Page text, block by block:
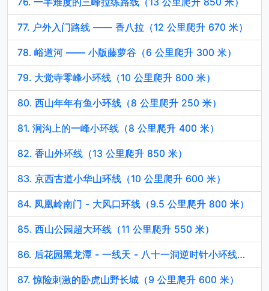
77. 户外入门路线 —— 香八拉（12 公里爬升 670 米）
78. 峪道河 —— 小版藤萝谷（6 公里爬升 300 米）
79. 大觉寺零峰小环线（10 公里爬升 800 米）
80. 西山年年有鱼小环线（8 公里爬升 250 米）
81. 涧沟上的一峰小环线（8 公里爬升 400 米）
82. 香山外环线（13 公里爬升 850 米）
83. 京西古道小华山环线（10 公里爬升 600 米）
84. 凤凰岭南门 - 大风口环线（9.5 公里爬升 800 米）
85. 西山公园超大环线（11 公里爬升 550 米）
86. 后花园黑龙潭 - 一线天 - 八十一洞逆时针小环线（5 公里爬升 400 米）
87. 惊险刺激的卧虎山野长城（9 公里爬升 600 米）